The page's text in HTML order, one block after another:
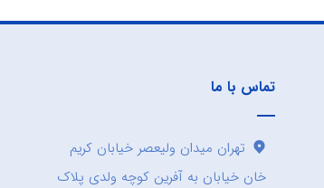
تماس با ما
تهران میدان ولیعصر خیابان کریم
خان خیابان به آفرین کوچه ولدی پلاک